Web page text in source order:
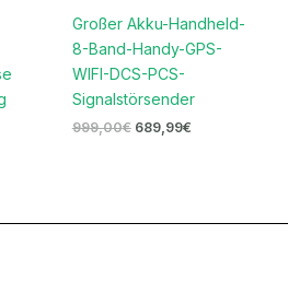
Großer Akku-Handheld-
8-Band-Handy-GPS-
WIFI-DCS-PCS-
Signalstörsender
999,00€ 689,99€